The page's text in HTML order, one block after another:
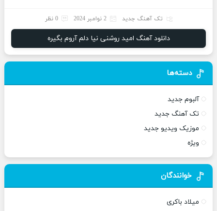
تک آهنگ جدید 2 نوامبر 2024 0 نظر
دانلود آهنگ امید روشنی نیا دلم آروم بگیره
دسته‌ها
آلبوم جدید
تک آهنگ جدید
موزیک ویدیو جدید
ویژه
خوانندگان
میلاد باکری